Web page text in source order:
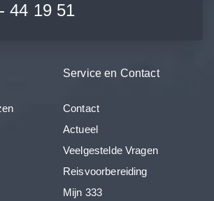
44 19 51
Service en Contact
Contact
Actueel
Veelgestelde Vragen
Reisvoorbereiding
Mijn 333